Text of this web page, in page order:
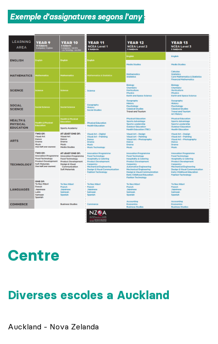
Exemple d'assignatures segons l'any :
Centre
Diverses escoles a Auckland
Auckland - Nova Zelanda